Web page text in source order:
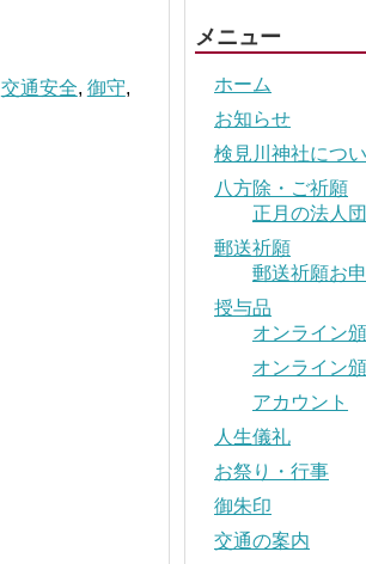
交通安全, 御守,
メニュー
ホーム
お知らせ
検見川神社につ
八方除・ご祈願
正月の法人
郵送祈願
郵送祈願お
授与品
オンライン
オンライン
アカウント
人生儀礼
お祭り・行事
御朱印
交通の案内